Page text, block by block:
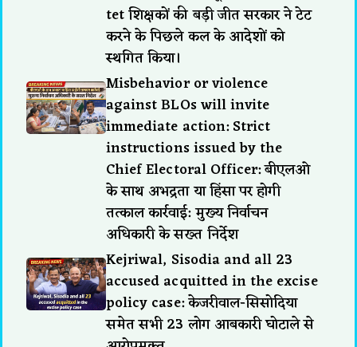
tet शिक्षकों की बड़ी जीत सरकार ने टेट
करने के पिछले कल के आदेशों को
स्थगित किया।
Misbehavior or violence
against BLOs will invite
immediate action: Strict
instructions issued by the
Chief Electoral Officer: बीएलओ
के साथ अभद्रता या हिंसा पर होगी
तत्काल कार्रवाई: मुख्य निर्वाचन
अधिकारी के सख्त निर्देश
Kejriwal, Sisodia and all 23
accused acquitted in the excise
policy case: केजरीवाल-सिसोदिया
समेत सभी 23 लोग आबकारी घोटाले से